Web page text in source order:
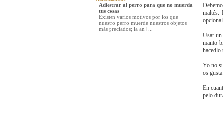
Adiestrar al perro para que no muerda
tus cosas
Existen varios motivos por los que
nuestro perro muerde nuestros objetos
más preciados; la an [...]
maltés.
Usar un
manto
hacedlo
Yo no
os
En
pelo